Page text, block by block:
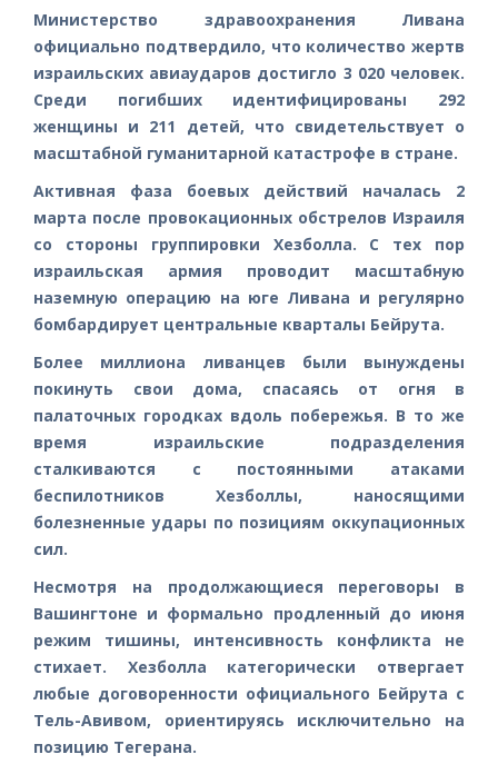
Министерство здравоохранения Ливана
официально подтвердило, что количество жертв
израильских авиаударов достигло 3 020 человек.
Среди погибших идентифицированы 292
женщины и 211 детей, что свидетельствует о
масштабной гуманитарной катастрофе в стране.
Активная фаза боевых действий началась 2
марта после провокационных обстрелов Израиля
со стороны группировки Хезболла. С тех пор
израильская армия проводит масштабную
наземную операцию на юге Ливана и регулярно
бомбардирует центральные кварталы Бейрута.
Более миллиона ливанцев были вынуждены
покинуть свои дома, спасаясь от огня в
палаточных городках вдоль побережья. В то же
время израильские подразделения
сталкиваются с постоянными атаками
беспилотников Хезболлы, наносящими
болезненные удары по позициям оккупационных
сил.
Несмотря на продолжающиеся переговоры в
Вашингтоне и формально продленный до июня
режим тишины, интенсивность конфликта не
стихает. Хезболла категорически отвергает
любые договоренности официального Бейрута с
Тель-Авивом, ориентируясь исключительно на
позицию Тегерана.